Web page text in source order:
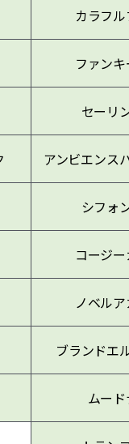
カラフ
ファン
セーリ
アンビエンス
シフォ
コージ
ノベル
ブランドエ
ムー